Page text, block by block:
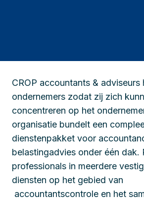
CROP accountants & adviseurs
ondernemers zodat zij zich
concentreren op het
organisatie bundelt een
dienstenpakket voor
belastingadvies onder één dak.
professionals in meerdere
diensten op het gebied van
accountantscontrole en het